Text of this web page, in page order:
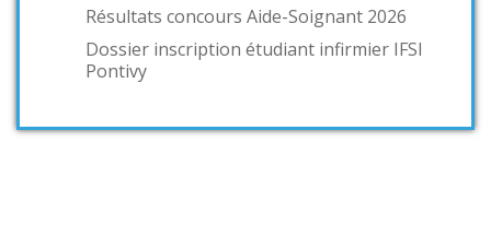
Résultats concours Aide-Soignant 2026
Dossier inscription étudiant infirmier IFSI
Pontivy